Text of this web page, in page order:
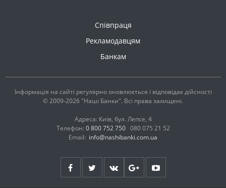
Співпраця
Рекламодавцям
Банкам
Інформація на сайті регулярно оновлюється і відповідає дійсності
© 2009-2026 "Наші Банки". Всі права захищені.
Адреса: Київ, бул. Лепсе, 4
Телефон: 0 800 752 750 080 075 21 52
Email: info@nashibanki.com.ua